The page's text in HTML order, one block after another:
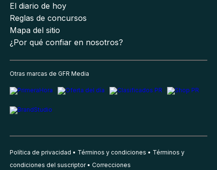
El diario de hoy
Reglas de concursos
Mapa del sitio
¿Por qué confiar en nosotros?
Otras marcas de GFR Media
Política de privacidad Términos y condiciones
Términos y
condiciones del suscriptor
Correcciones